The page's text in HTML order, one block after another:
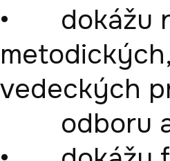
•	dokážu navrhovať, realizovať a hodnotiť riešenia
vedeckých